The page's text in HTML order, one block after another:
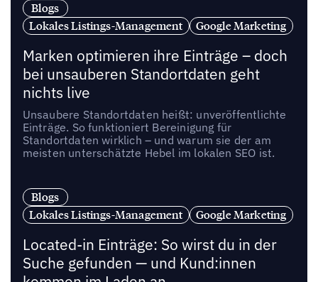
Blogs
Lokales Listings-Management
Google Marketing
Marken optimieren ihre Einträge – doch
bei unsauberen Standortdaten geht
nichts live
Unsaubere Standortdaten heißt: unveröffentlichte
Einträge. So funktioniert Bereinigung für
Standortdaten wirklich – und warum sie der am
meisten unterschätzte Hebel im lokalen SEO ist.
Blogs
Lokales Listings-Management
Google Marketing
Located-in Einträge: So wirst du in der
Suche gefunden — und Kund:innen